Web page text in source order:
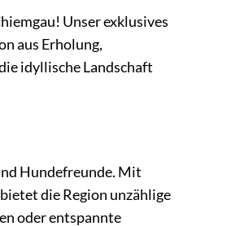
Unser exklusives
aus Erholung,
idyllische Landschaft
Hundefreunde. Mit
die Region unzählige
oder entspannte